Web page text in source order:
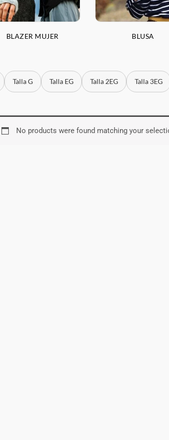
BLAZER MUJER BLUSA
Talla G Talla EG Talla 2EG Talla 3EG
No products were found matching your selection.